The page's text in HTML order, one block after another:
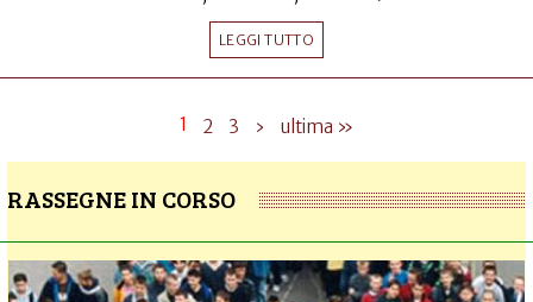
LEGGI TUTTO
1 2 3 › ultima »
RASSEGNE IN CORSO